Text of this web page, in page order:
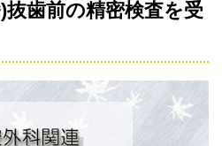
抜歯前の精密検査を受